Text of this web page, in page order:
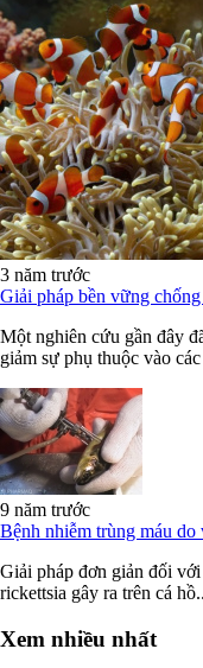
3 năm trước
Giải pháp bền vững
Một nghiên cứu gần đây
giảm sự phụ thuộc vào
9 năm trước
Bệnh nhiễm trùng máu do
Giải pháp đơn giản đối
rickettsia gây ra trên cá
Xem nhiều nhất